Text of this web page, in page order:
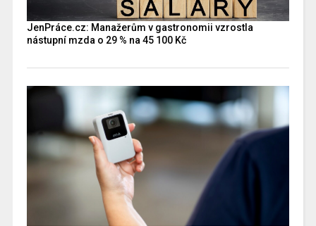
JenPráce.cz: Manažerům v gastronomii vzrostla
nástupní mzda o 29 % na 45 100 Kč